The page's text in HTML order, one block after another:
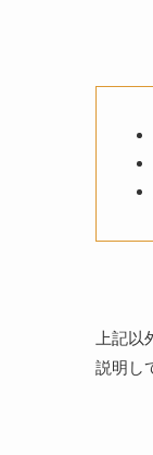
上記
説明し